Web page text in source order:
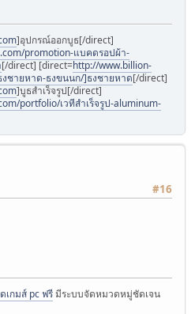
]อุปกรณ์ออกบูธ[/direct]
promotion-แบคดรอปผ้า-
[/direct] [direct=http://www.billion-
ชายหาด-ธงขนนก/]ธงชายหาด[/direct]
]บูธสำเร็จรูป[/direct]
portfolio/เวทีสำเร็จรูป-aluminum-
#16
เกมส์ pc ฟรีมีระบบจัดหมวดหมู่ชัดเจน